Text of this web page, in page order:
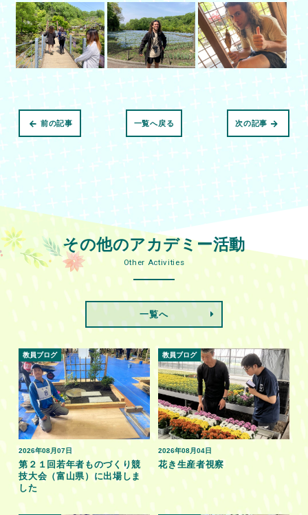
次の記事
一覧へ戻る
前の記事
その他のアカデミー活動
Other Activities
一覧へ
2026年08月07日
教員ブログ
第２１回若年者ものづくり競
技大会（富山県）に出場しま
した
2026年08月04日
教員ブログ
花き生産者視察